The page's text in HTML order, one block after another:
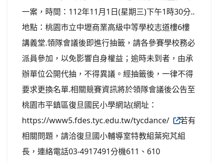
一案，時間：112年11月1日(星期三)下午1時30分..
地點：桃園市立中壢商業高級中等學校志道樓6樓
講義堂.領隊會議後即進行抽籤，請各參賽學校務必
派員參加，以免影響自身權益；逾時未到者，由承
辦單位公開代抽，不得異議。經抽籤後，一律不得
要求更換名單.相關競賽資訊將於領隊會議後公告至
桃園市平鎮區復旦國民小學網站(網址：
https://www5.fdes.tyc.edu.tw/tycdance/
若有
相關問題，請洽復旦國小輔導室特教組葉宛芃組
長，連絡電話03-4917491分機611、610